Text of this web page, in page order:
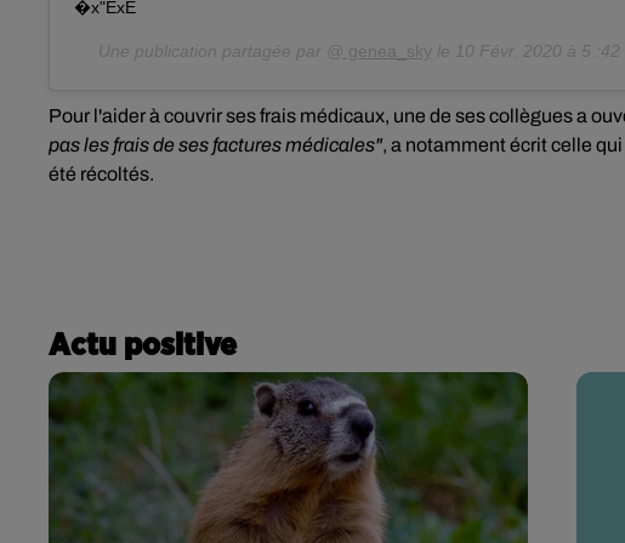
�x"ÈxÈ
Une publication partagée par @ genea_sky le 10 Févr. 2020 à 5 :42
Pour l'aider à couvrir ses frais médicaux, une de ses collègues a
pas les frais de ses factures médicales", a notamment écrit celle
été récoltés.
Actu positive